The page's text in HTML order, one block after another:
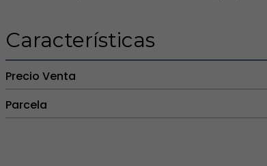
Características
Precio Venta
Parcela